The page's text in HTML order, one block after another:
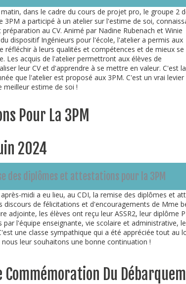
dans le cadre du cours de projet pro, le groupe 2
3PM a participé à un atelier sur l'estime de soi,
préparation au CV. Animé par Nadine Rubenach et Winie
dispositif Ingénieurs pour l'école, l'atelier a permis aux
réfléchir à leurs qualités et compétences et de mieux se
Les acquis de l'atelier permettront aux élèves de
leur CV et d'apprendre à se mettre en valeur. C'est la
que l'atelier est proposé aux 3PM. C'est un vrai levier
meilleur estime de soi !
Pour La 3PM
2024
des diplômes et attestations pour la 3PM
midi a eu lieu, au CDI, la remise des diplômes et
discours de félicitations et d'encouragements de Mme
adjointe, les élèves ont reçu leur ASSR2, leur diplôme
par l'équipe enseignante, vie scolaire et administrative,
une classe sympathique qui a été appréciée tout au
nous leur souhaitons une bonne continuation !
Commémoration Du